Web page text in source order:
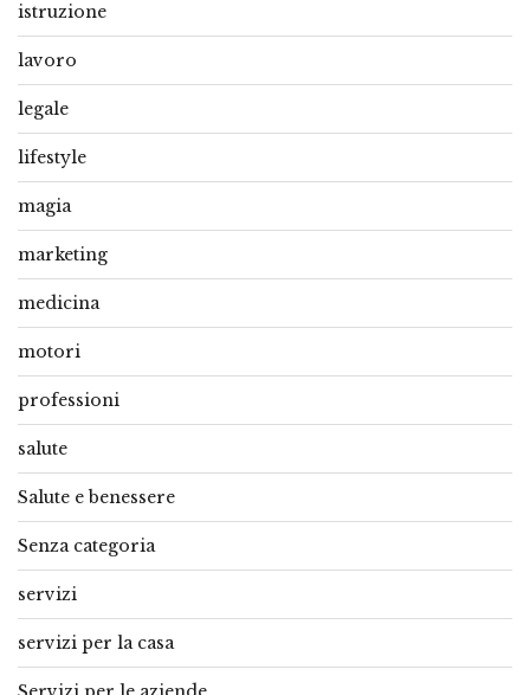
istruzione
lavoro
legale
lifestyle
magia
marketing
medicina
motori
professioni
salute
Salute e benessere
Senza categoria
servizi
servizi per la casa